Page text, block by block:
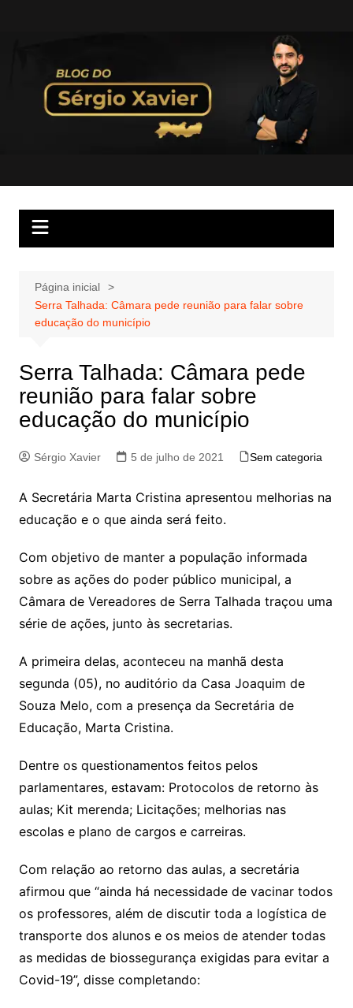
Página inicial
Serra Talhada: Câmara pede reunião para falar sobre
educação do município
Serra Talhada: Câmara pede
reunião para falar sobre
educação do município
Sérgio Xavier 5 de julho de 2021 Sem categoria
A Secretária Marta Cristina apresentou melhorias na
educação e o que ainda será feito.
Com objetivo de manter a população informada
sobre as ações do poder público municipal, a
Câmara de Vereadores de Serra Talhada traçou uma
série de ações, junto às secretarias.
A primeira delas, aconteceu na manhã desta
segunda (05), no auditório da Casa Joaquim de
Souza Melo, com a presença da Secretária de
Educação, Marta Cristina.
Dentre os questionamentos feitos pelos
parlamentares, estavam: Protocolos de retorno às
aulas; Kit merenda; Licitações; melhorias nas
escolas e plano de cargos e carreiras.
Com relação ao retorno das aulas, a secretária
afirmou que “ainda há necessidade de vacinar todos
os professores, além de discutir toda a logística de
transporte dos alunos e os meios de atender todas
as medidas de biossegurança exigidas para evitar a
Covid-19”, disse completando: